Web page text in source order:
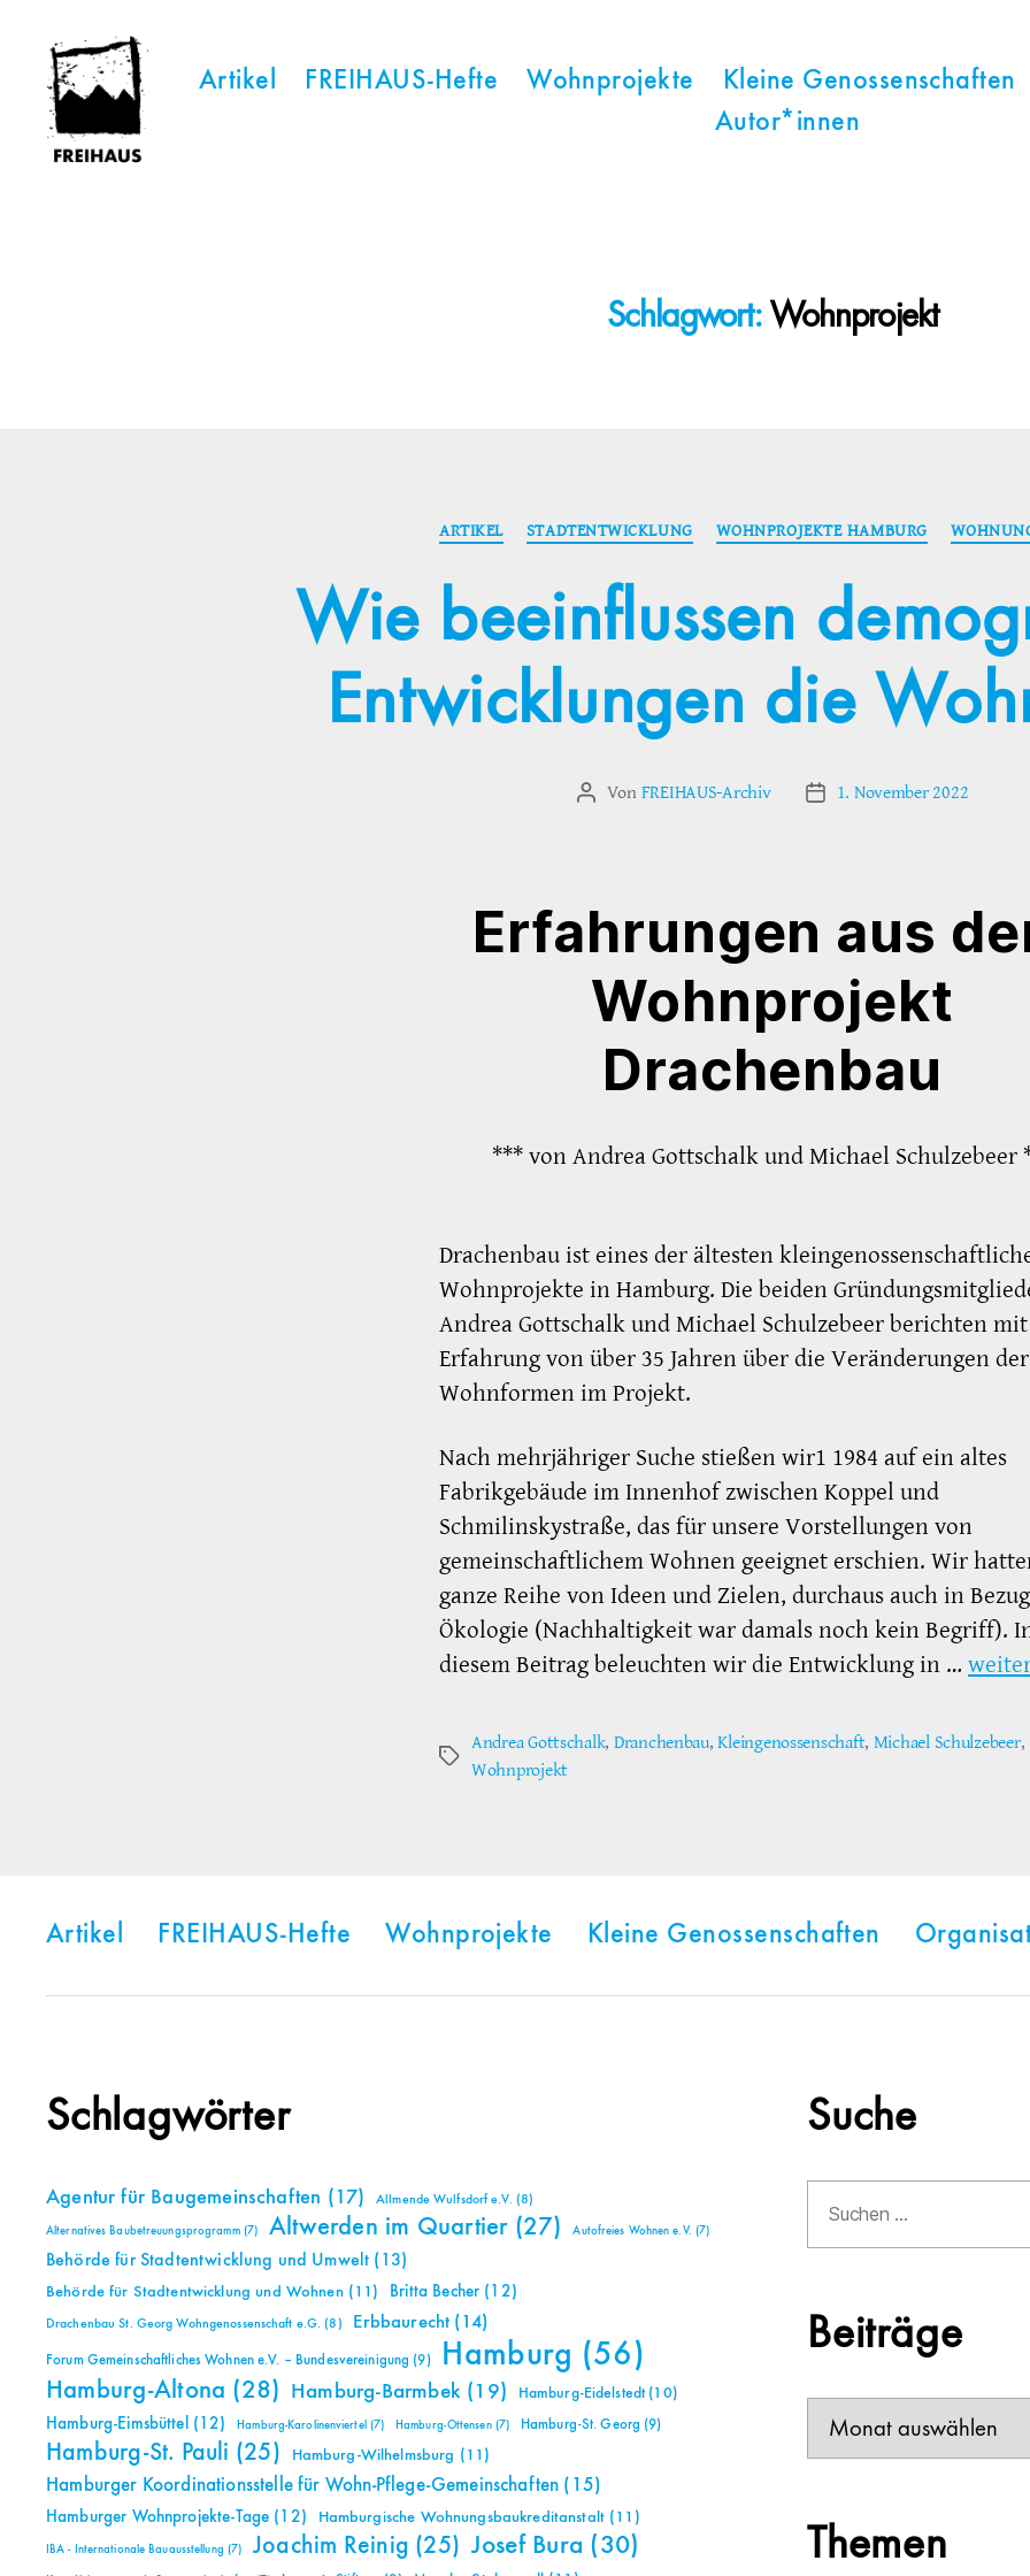
Artikel FREIHAUS-Hefte Wohnprojekte Kleine Genossenschaften
Autor*innen
Schlagwort: Wohnprojekt
Kategorien
ARTIKEL STADTENTWICKLUNG WOHNPROJEKTE HAMBURG
Wie beeinflussen
Entwicklungen die
Beitragsautor
Von FREIHAUS-Archiv Veröffentlichungsdatum
1. November 2022
Erfahrungen aus
Wohnprojekt
Drachenbau
*** von Andrea Gottschalk und Michael Schulzebeer
Drachenbau ist eines der ältesten
Wohnprojekte in Hamburg. Die beiden
Andrea Gottschalk und ­Michael Schulzebeer berichten
Erfahrung von über 35 Jahren über die Veränderungen der
Wohnformen im Projekt.
Nach mehrjähriger Suche stießen wir1 1984 auf ein altes
Fabrikgebäude im Innenhof zwischen Koppel und
Schmilinskystraße, das für unsere Vorstellungen von
gemeinschaftlichem Wohnen geeignet erschien. Wir
ganze Reihe von Ideen und Zielen, durchaus auch in
Ökologie (Nachhaltigkeit war damals noch kein Begriff).
diesem Beitrag beleuchten wir die Entwicklung in …
Schlagwörter
Andrea Gottschalk, Dranchenbau,Kleingenossenschaft, Michael Schulzebeer,
Wohnprojekt
Artikel FREIHAUS-Hefte Wohnprojekte Kleine Genossenschaften
Schlagwörter
Agentur für Baugemeinschaften (17) Allmende Wulfsdorf e.V. (8)
Alternatives Baubetreuungsprogramm(7) Altwerden im Quartier(27) Autofreies Wohnen e.V. (7)
Behörde für Stadtentwicklung und Umwelt (13)
Behörde für Stadtentwicklung und Wohnen(11) Britta Becher (12)
Drachenbau St. Georg Wohngenossenschaft e.G. (8) Erbbaurecht (14)
Forum Gemeinschaftliches Wohnen e.V. – Bundesvereinigung (9) Hamburg (56)
Hamburg-Altona (28) Hamburg-Barmbek (19) Hamburg-Eidelstedt(10)
Hamburg-Eimsbüttel (12) Hamburg-Karolinenviertel (7) Hamburg-Ottensen(7) Hamburg-St. Georg (9)
Hamburg-St. Pauli (25) Hamburg-Wilhelmsburg (11)
Hamburger Koordinationsstelle für Wohn-Pflege-Gemeinschaften (15)
Hamburger Wohnprojekte-Tage (12) Hamburgische Wohnungsbaukreditanstalt (11)
IBA - Internationale Bauausstellung (7) Joachim Reinig (25) Josef Bura (30)
Suche
nach:
Beiträge
Themen